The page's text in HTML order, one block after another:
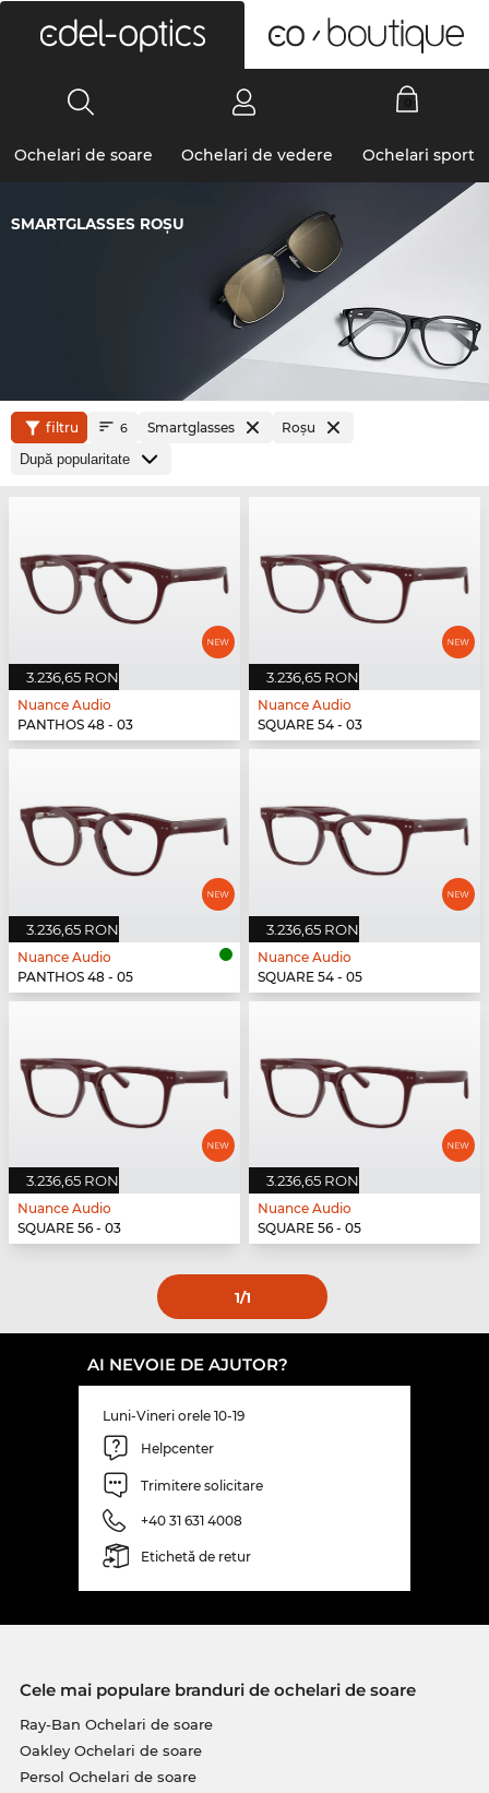
Ochelari de soare Ochelari de vedere Ochelari sport
SMARTGLASSES ROŞU
filtru 6 Smartglasses Roşu
3.236,65 RON
Nuance Audio
PANTHOS 48 - 03
3.236,65 RON
Nuance Audio
SQUARE 54 - 03
3.236,65 RON
Nuance Audio
PANTHOS 48 - 05
3.236,65 RON
Nuance Audio
SQUARE 54 - 05
3.236,65 RON
Nuance Audio
SQUARE 56 - 03
3.236,65 RON
Nuance Audio
SQUARE 56 - 05
1/1
AI NEVOIE DE AJUTOR?
Luni-Vineri orele 10-19
Helpcenter
Trimitere solicitare
+40 31 631 4008
Etichetă de retur
Cele mai populare branduri de ochelari de soare
Ray-Ban Ochelari de soare
Oakley Ochelari de soare
Persol Ochelari de soare